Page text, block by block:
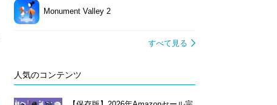
Monument Valley 2
すべて見る
人気のコンテンツ